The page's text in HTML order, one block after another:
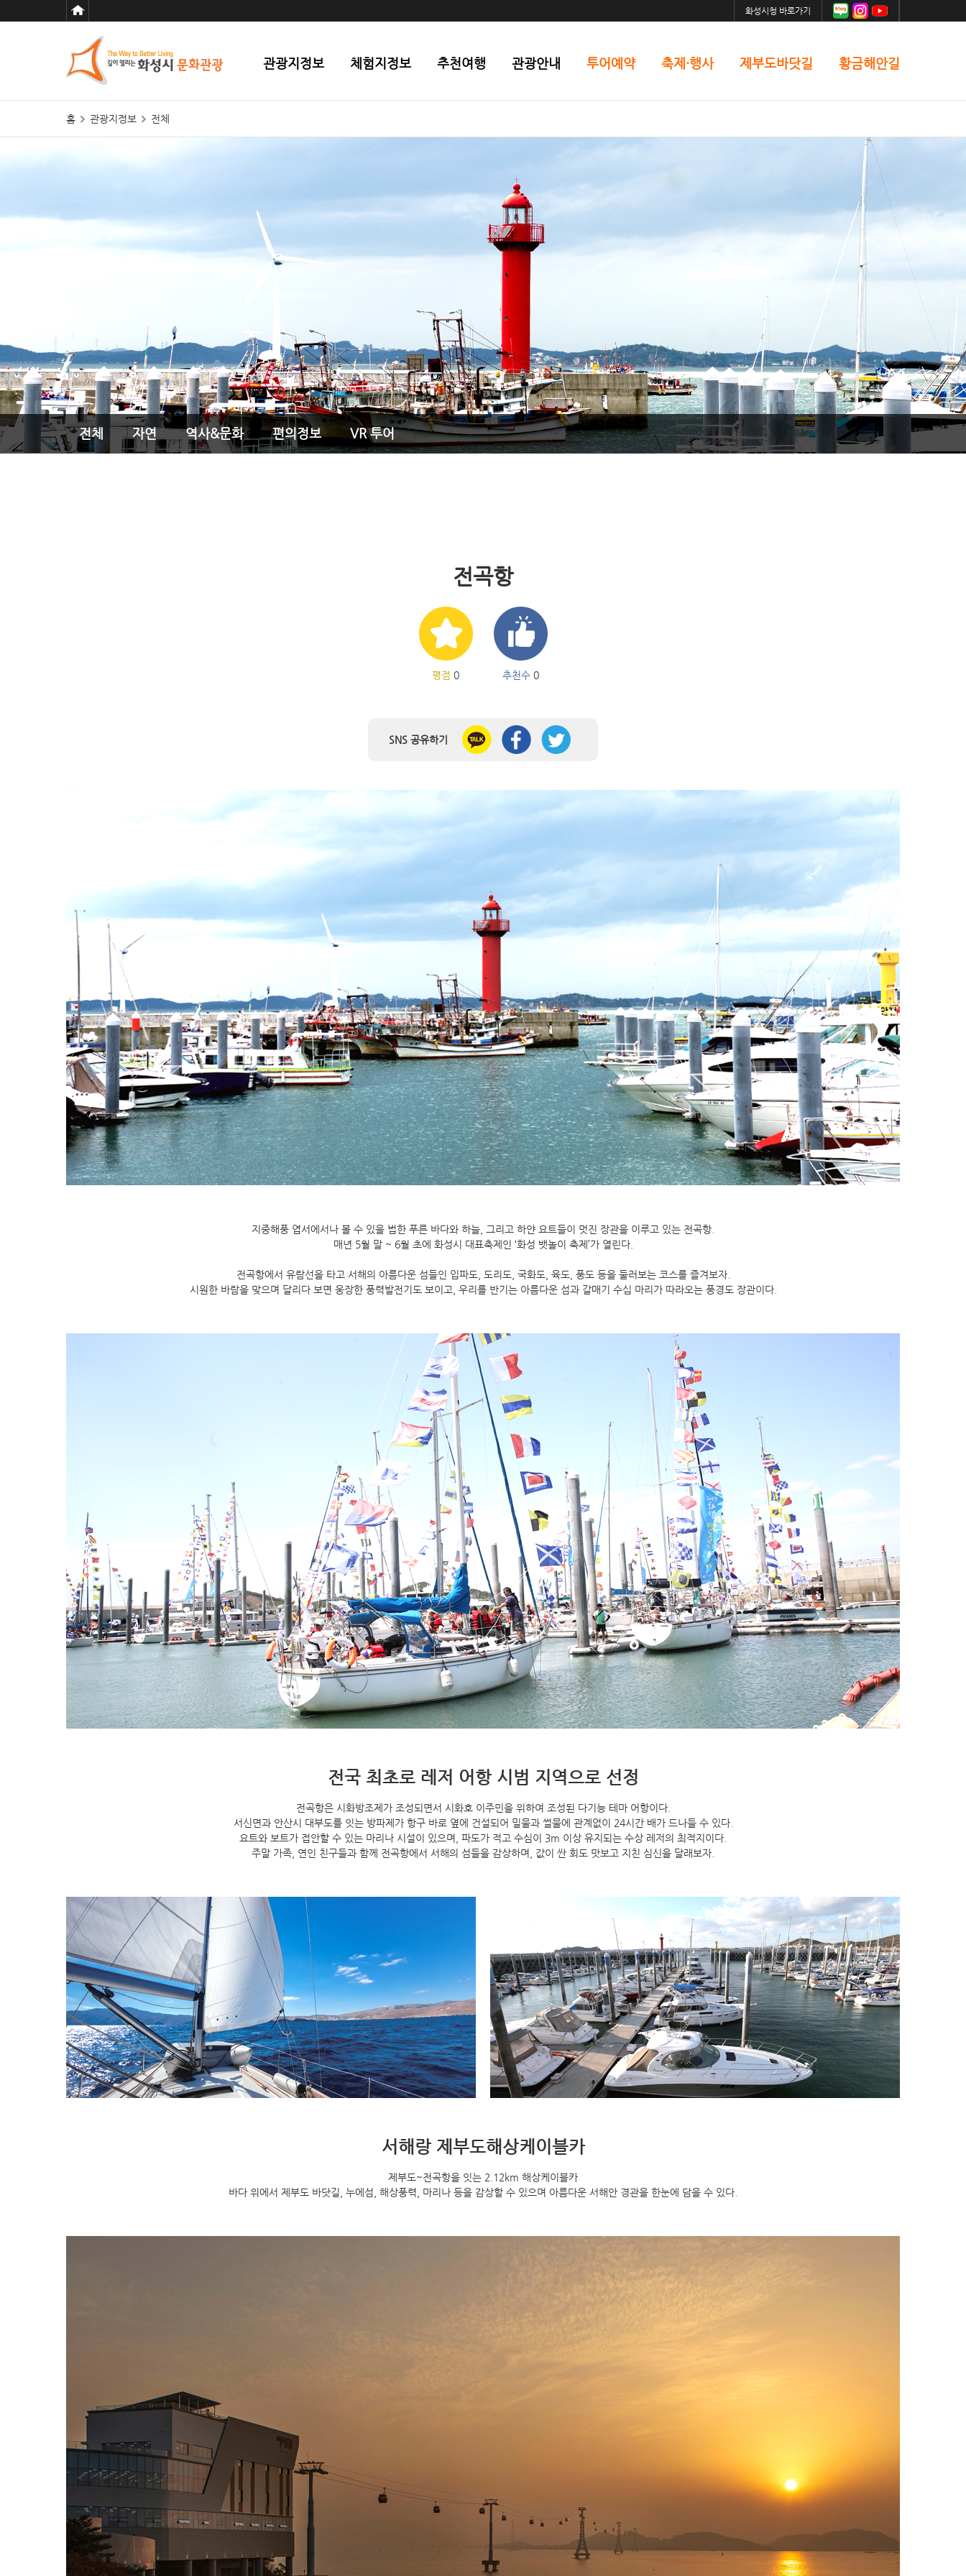
화성시청 바로가기
관광지정보 체험지정보 추천여행 관광안내 투어예약 축제·행사 제부도바닷길 황금해안길
홈 관광지정보 전체
전체 자연 역사&문화 편의정보 VR 투어
전곡항
평점 0 추천수0
SNS 공유하기
지중해풍 엽서에서나 볼 수 있을 법한 푸른 바다와 하늘, 그리고 하얀 요트들이 멋진 장관을 이루고 있는 전곡항.
매년 5월 말 ~ 6월 초에 화성시 대표축제인 ‘화성 뱃놀이 축제’가 열린다.
전곡항에서 유람선을 타고 서해의 아름다운 섬들인 입파도, 도리도, 국화도, 육도, 풍도 등을 둘러보는 코스를 즐겨보자.
시원한 바람을 맞으며 달리다 보면 웅장한 풍력발전기도 보이고, 우리를 반기는 아름다운 섬과 갈매기 수십 마리가 따라오는 풍경도 장관이다.
전국 최초로 레저 어항 시범 지역으로 선정
전곡항은 시화방조제가 조성되면서 시화호 이주민을 위하여 조성된 다기능 테마 어항이다.
서신면과 안산시 대부도를 잇는 방파제가 항구 바로 옆에 건설되어 밀물과 썰물에 관계없이 24시간 배가 드나들 수 있다.
요트와 보트가 접안할 수 있는 마리나 시설이 있으며, 파도가 적고 수심이 3m 이상 유지되는 수상 레저의 최적지이다.
주말 가족, 연인 친구들과 함께 전곡항에서 서해의 섬들을 감상하며, 값이 싼 회도 맛보고 지친 심신을 달래보자.
서해랑 제부도해상케이블카
제부도~전곡항을 잇는 2.12km 해상케이블카
바다 위에서 제부도 바닷길, 누에섬, 해상풍력, 마리나 등을 감상할 수 있으며 아름다운 서해안 경관을 한눈에 담을 수 있다.